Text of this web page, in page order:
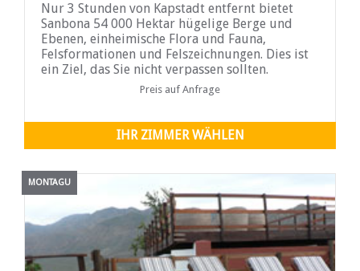
Nur 3 Stunden von Kapstadt entfernt bietet
Sanbona 54 000 Hektar hügelige Berge und
Ebenen, einheimische Flora und Fauna,
Felsformationen und Felszeichnungen. Dies ist
ein Ziel, das Sie nicht verpassen sollten.
Preis auf Anfrage
IHR ZIMMER WÄHLEN
MONTAGU